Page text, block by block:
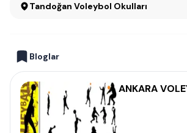
Tandoğan Voleybol Okulları
Bloglar
ANKARA